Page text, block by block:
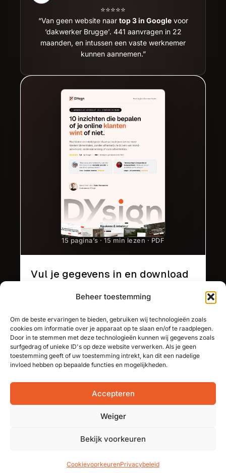
Beheer toestemming
Om de beste ervaringen te bieden, gebruiken wij technologieën zoals
cookies om informatie over je apparaat op te slaan en/of te raadplegen.
Door in te stemmen met deze technologieën kunnen wij gegevens zoals
surfgedrag of unieke ID's op deze website verwerken. Als je geen
toestemming geeft of uw toestemming intrekt, kan dit een nadelige
invloed hebben op bepaalde functies en mogelijkheden.
Accepteren
Weiger
Bekijk voorkeuren
CookievoorkeurenPrivacybeleid
⭐⭐⭐⭐⭐
“Van geen website naar top 3 in Googlevoor
‘dakwerker Brugge’. 441 aanvragen in 22
maanden, en intussen een vaste werknemer
kunnen aannemen.”
15 pagina’s · 15 min lezen · PDF
Vul je gegevens in en download
E-
mail (Required)
5,0 op Google· 100+ ondernemers gingen
Geen spam, je downloadt de gids meteen. ·